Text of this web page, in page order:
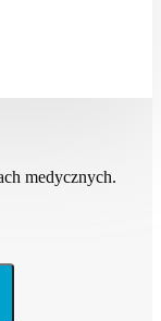
medycznych.